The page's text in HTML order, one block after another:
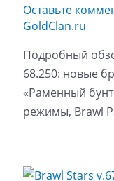
Оставьте
GoldClan.ru
Подробный
68.250: новые
«Раменный
режимы, Brawl